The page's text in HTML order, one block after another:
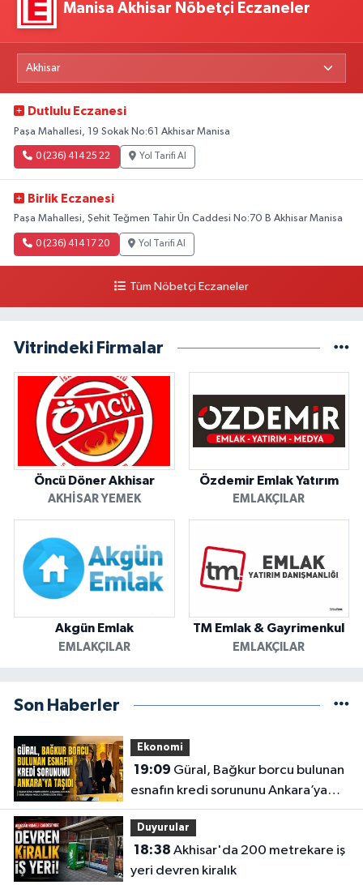
Manisa Akhisar Nöbetçi Eczaneler
Dutlulu Eczanesi
Paşa Mahallesi, 19 Sokak No:61 Akhisar Manisa
0 (236) 414 25 22 Yol Tarifi Al
Birlik Eczanesi
Paşa Mahallesi, Şehit Teğmen Tahir Ün Caddesi No:70 B Akhisar Manisa
0 (236) 414 17 20 Yol Tarifi Al
Tüm Nöbetçi Eczaneler
Vitrindeki Firmalar
Öncü Döner Akhisar
AKHISAR YEMEK
Özdemir Emlak Yatırım
EMLAKÇILAR
Akgün Emlak
EMLAKÇILAR
TM Emlak & Gayrimenkul
EMLAKÇILAR
Son Haberler
Ekonomi
19:09
esnafın kredi sorununu Ankara’ya
taşıdı
Duyurular
18:38
yeri devren kiralık